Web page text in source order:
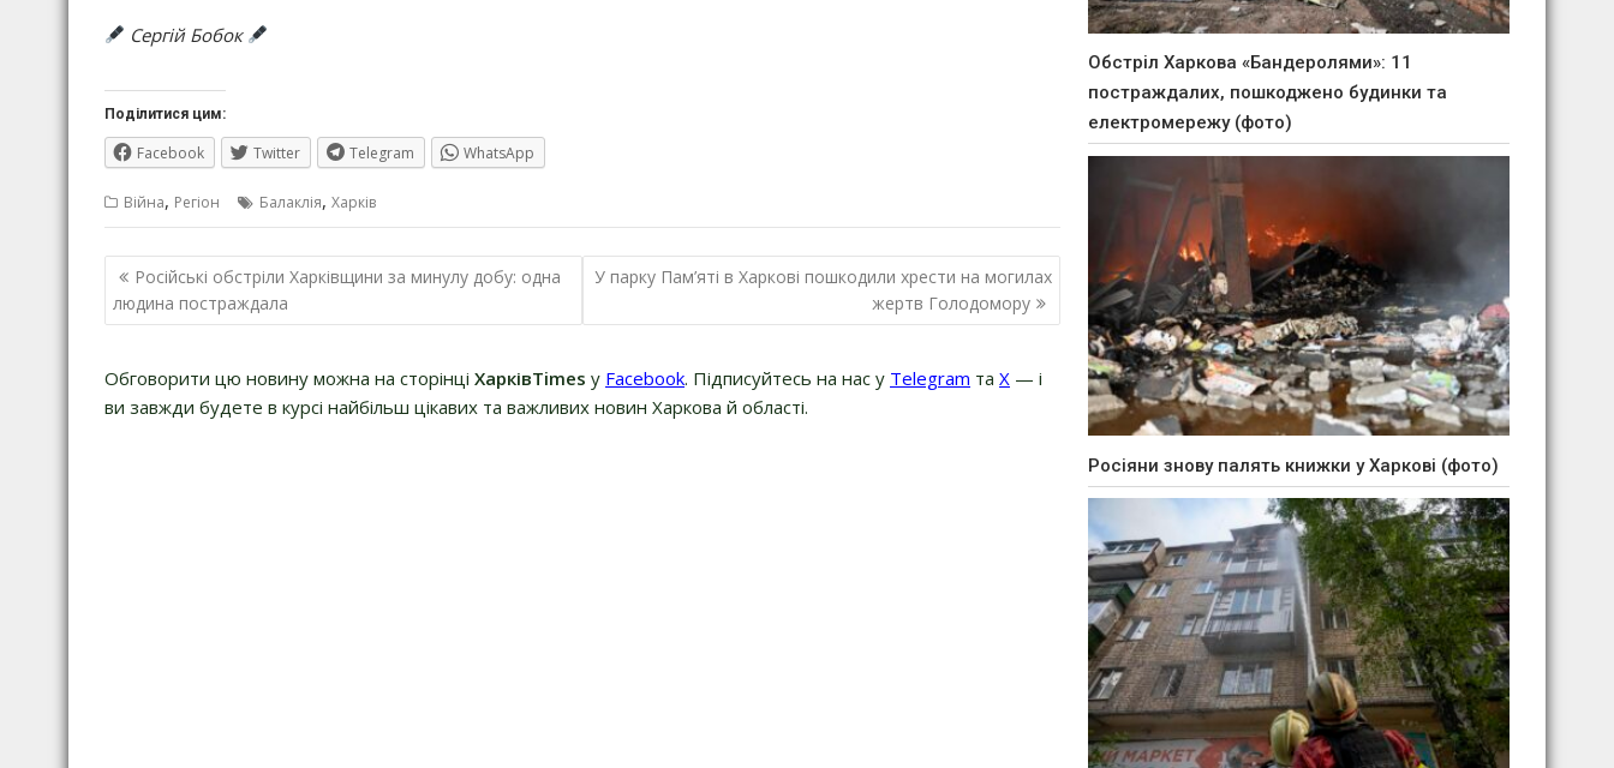
Сергій Бобок
Поділитися цим:
Facebook Twitter Telegram WhatsApp
Війна, Регіон Балаклія, Харків
Навігація
записів
Російські обстріли Харківщини за минулу добу: одна
людина постраждала
У парку Пам’яті в Харкові пошкодили хрести на могилах
жертв Голодомору
Обговорити цю новину можна на сторінці ХарківTimes у Facebook. Підписуйтесь на нас у Telegram та Х — і
ви завжди будете в курсі найбільш цікавих та важливих новин Харкова й області.
Обстріл Харкова «Бандеролями»: 11
постраждалих, пошкоджено будинки та
електромережу (фото)
Росіяни знову палять книжки у Харкові (фото)